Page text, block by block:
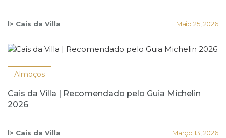
l> Cais da Villa Maio 25, 2026
Almoços
Cais da Villa | Recomendado pelo Guia Michelin
2026
l> Cais da Villa Março 13, 2026